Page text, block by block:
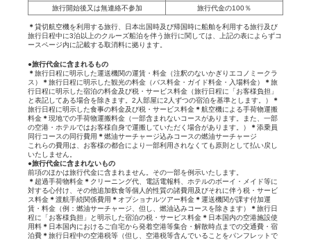
旅行開始後又は無連絡不参加 旅行代金の100％
＊貸切航空機を利用する旅行、日本出国時及び帰国時に船舶を利用する旅行及び
旅行日程中に3泊以上のクルーズ船泊を伴う旅行に関しては、上記の表によらずコ
ースページ内に記載する取消料に拠ります。
●旅行代金に含まれるもの
＊旅行日程に明示した運送機関の運賃・料金（注釈のないかぎりエコノミークラ
ス）
＊旅行日程に明示した観光の料金（バス料金・ガイド料金・入場料金） ＊旅
行日程に明示した宿泊の料金及び税・サービス料金（旅行日程に「お客様負担」
と表記してある場合を除きます。2人部屋に2人ずつの宿泊を基準とします。）
＊
旅行日程に明示した食事の料金及び税・サービス料金 ＊航空機による手荷物運搬
料金 ＊現地での手荷物運搬料金（一部含まれないコースがあります。また、一部
の空港・ホテルではお客様自身で運搬していただく場合があります。）
＊添乗員
同行コースの同行費用 ＊燃油サーチャージ込みコースの燃油サーチャージ
これらの費用は、お客様の都合により一部利用されなくても原則として払い戻し
いたしません。
●旅行代金に含まれないもの
前項のほかは旅行代金に含まれません。その一部を例示いたします。
＊超過手荷物料金 ＊ クリーニング代、電話電報料、ホテルのボーイ・メイド等に
対する心付け、その他追加飲食等個人的性質の諸費用及びそれに伴う税・サービ
ス料金 ＊渡航手続関係費用 ＊ オプショナルツアー料金 ＊運送機関が課す付加運
賃・料金（例：燃油サーチャージ、但し、燃油込みコースを除きます）
＊旅行日
程に「お客様負担」と明示した宿泊の税・サービス料金 ＊ 日本国内の空港施設使
用料 ＊ 日本国内におけるご自宅から発着空港等集合・解散時点までの交通費・宿
泊費 ＊旅行日程中の空港税等（但し、空港税等含んでいることをパンフレットで